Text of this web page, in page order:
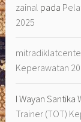
zainal pada
2025
Keperawatan
I Wayan Santika
Trainer (TOT)